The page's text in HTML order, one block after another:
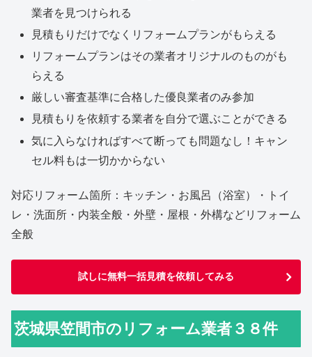
業者を見つけられる
見積もりだけでなくリフォームプランがもらえる
リフォームプランはその業者オリジナルのものがも
らえる
厳しい審査基準に合格した優良業者のみ参加
見積もりを依頼する業者を自分で選ぶことができる
気に入らなければすべて断っても問題なし！キャン
セル料もは一切かからない
対応リフォーム箇所：キッチン・お風呂（浴室）・トイ
レ・洗面所・内装全般・外壁・屋根・外構などリフォーム
全般
試しに無料一括見積を依頼してみる
茨城県笠間市のリフォーム業者３８件